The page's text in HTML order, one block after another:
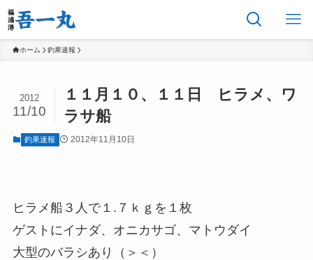
ホーム 釣果速報
１１月１０、１１日 ヒラメ、ワ
ラサ船
2012
11/10
釣果速報 2012年11月10日
ヒラメ船３人で１.７ｋｇを１枚
ゲストにイナダ、オニカサゴ、マトウダイ
大型のバラシあり（＞＜）